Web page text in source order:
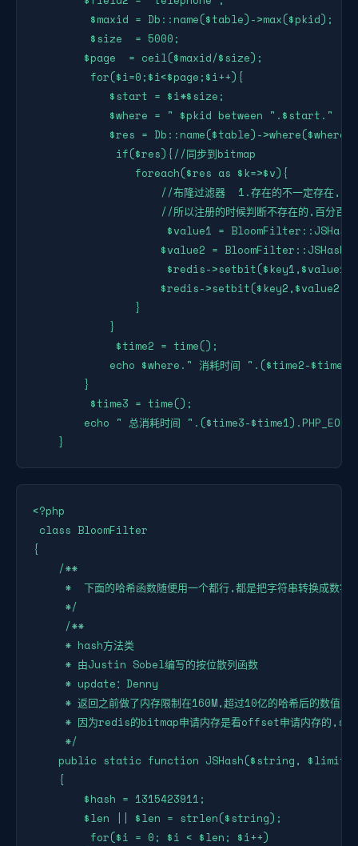
$maxid = Db::name($table)->max($pkid);
$size  = 5000;
$page  = ceil($maxid/$size);
for($i=0;$i<$page;$i++){
$start = $i*$size;
$where = " $pkid between ".$start."
$res = Db::name($table)-
if($res){//同步到bitmap
foreach($res as $k=>$v){
//布隆过滤器  1.存在的不一定存在, 2.不存在的
//所以注册的时候判断不存在的,百分百可以注册，
$value1 =
$value2 =
$redis->setbit($key1,$value1,1);//
$redis->setbit($key2,$value2,1);//
}
}
$time2 = time();
echo $where." 消耗时间 ".($time2-
}
$time3 = time();
echo " 总消耗时间 ".($time3-$time1).PHP_EOL;
}
<?php
class BloomFilter
{
/**
*  下面的哈希函数随便用一个都行,都是把字符串转换成数字
*/
/**
* hash方法类
* 由Justin Sobel编写的按位散列函数
* update：Denny
* 返回之前做了内存限制在160M,超过10亿的哈希后的数值,把
* 因为redis的bitmap申请内存是看offset申请内存的,setbit
*/
public static function JSHash($string,
{
$hash = 1315423911;
$len || $len = strlen($string);
for($i = 0; $i < $len; $i++)